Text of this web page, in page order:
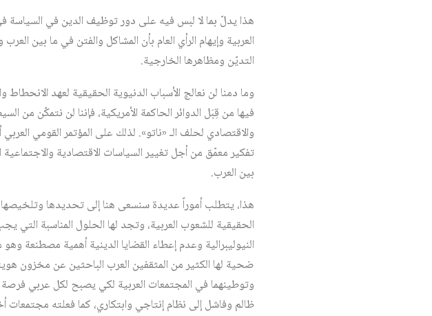
هذا يدلّ بما لا لبس فيه على دور توظيف الدين في السياسة
العربية وإيهام الرأي العام بأن المشاكل والفتن في ما بين
التديّن ومظاهرها الخارجية.
وما دمنا لن نعالج الأسباب الدنيوية الحقيقية لعهد
فيها من قِبَل الدوائر الحاكمة الأمريكية، فإننا لن نتمكّن
والاقتصادي لحلف الـ «ناتو». لذلك على المؤتمر القومي
تفكير معمّق من أجل تغيير السياسات الاقتصادية
بين العرب.
هذا، يتطلب أموراً عديدة سنسعى هنا إلى تحديدها
الحقيقية للشعوب العربية، وتجد لها الحلول المناسبة التي
النيوليبرالية وعدم إعطاء القضايا الدينية أهمية مصطنعة
ضحية لها الكثير من المثقفين العرب الباحثين عن مخزون
وتوطينهما في المجتمعات العربية لكي يصبح لكل عربي فرصة
ظالم وفاشل إلى نظام إنتاجي وابتكاري، كما فعلته